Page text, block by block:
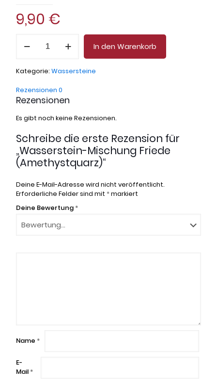
9,90 €
Mischung
Menge
In den Warenkorb
Kategorie: Wassersteine
Rezensionen 0
Rezensionen
Es gibt noch keine Rezensionen.
Schreibe die erste Rezension für
„Wasserstein-Mischung Friede
(Amethystquarz)“
Deine E-Mail-Adresse wird nicht veröffentlicht.
Erforderliche Felder sind mit *markiert
Deine Bewertung *
Name *
E-
Mail *